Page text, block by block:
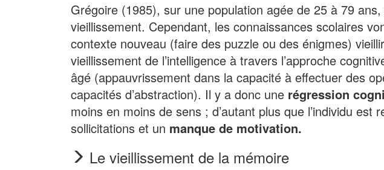
Grégoire (1985), sur une population agée de 25 à 79
vieillissement. Cependant, les connaissances scolaires
contexte nouveau (faire des puzzle ou des énigmes)
vieillissement de l’intelligence à travers l’approche
âgé (appauvrissement dans la capacité à effectuer des
capacités d’abstraction). Il y a donc une régression
moins en moins de sens ; d’autant plus que l’individu
sollicitations et un manque de motivation.
Le vieillissement de la mémoire